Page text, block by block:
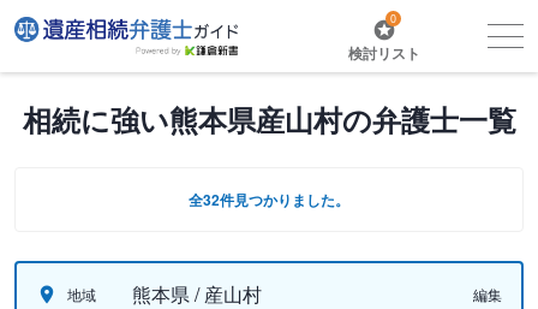
0
検討リスト
相続に強い熊本県産山村の弁護士一覧
全32件見つかりました。
地域 熊本県 / 産山村 編集